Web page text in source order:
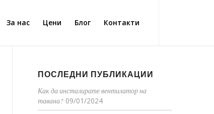
За нас Цени Блог Контакти
ПОСЛЕДНИ ПУБЛИКАЦИИ
Как да инсталирате вентилатор на
тавана? 09/01/2024